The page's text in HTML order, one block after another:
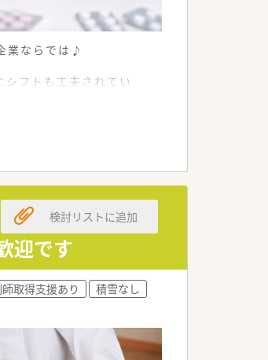
業ならでは♪
フトも工夫されてい
迎です
検討リストに追加
取得支援あり
積雪なし